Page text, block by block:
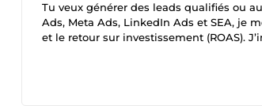
Tu veux générer des leads qualifiés ou
Ads, Meta Ads, LinkedIn Ads et SEA, je
et le retour sur investissement (ROAS).
cible, et optimisées pour maximiser la
acquisition (CPA) tout en augmentant
teste et ajuste en continu les annonces,